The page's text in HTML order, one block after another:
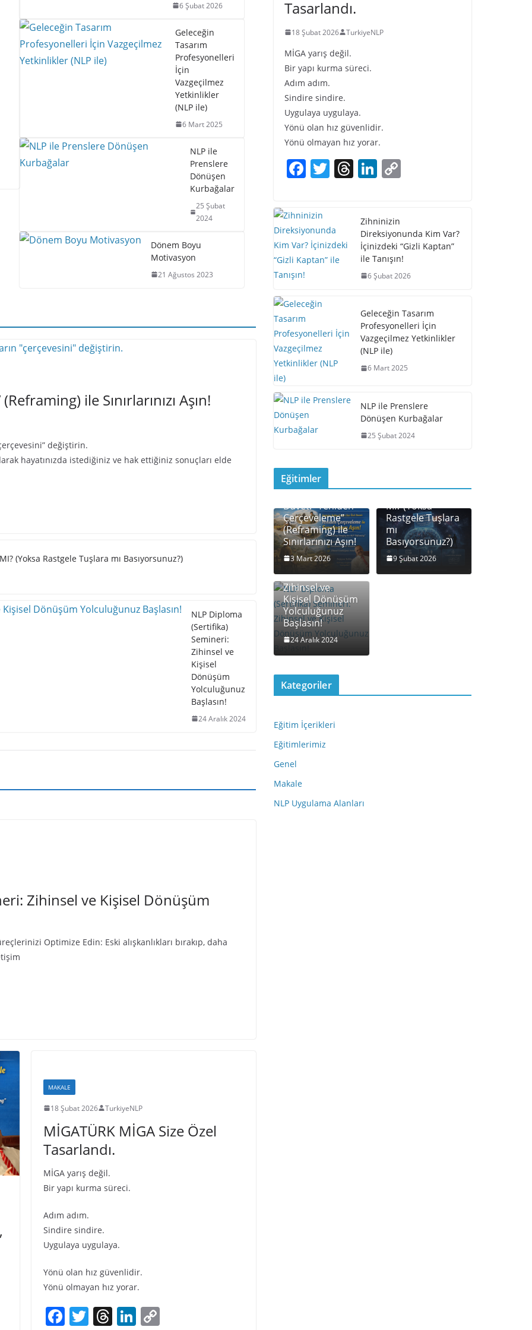
6 Şubat 2026
Geleceğin
Tasarım
Profesyonelleri
İçin
Vazgeçilmez
Yetkinlikler
(NLP ile)
6 Mart 2025
NLP ile
Prenslere
Dönüşen
Kurbağalar
25 Şubat
2024
Dönem Boyu
Motivasyon
21 Ağustos 2023
ile Sınırlarınızı Aşın!
değiştirin.
hayatınızda istediğiniz ve hak ettiğiniz sonuçları elde
(Yoksa Rastgele Tuşlara mı Basıyorsunuz?)
NLP Diploma
(Sertifika)
Semineri:
Zihinsel ve
Kişisel
Dönüşüm
Yolculuğunuz
Başlasın!
24 Aralık 2024
Zihinsel ve Kişisel Dönüşüm
Optimize Edin: Eski alışkanlıkları bırakıp, daha
MAKALE
18 Şubat 2026 TurkiyeNLP
MİGATÜRK MİGA Size Özel
Tasarlandı.
MİGA yarış değil.
Bir yapı kurma süreci.
Adım adım.
Sindire sindire.
Uygulaya uygulaya.
Yönü olan hız güvenlidir.
Yönü olmayan hız yorar.
F T T Li C
Tasarlandı.
18 Şubat 2026 TurkiyeNLP
MİGA yarış değil.
Bir yapı kurma süreci.
Adım adım.
Sindire sindire.
Uygulaya uygulaya.
Yönü olan hız güvenlidir.
Yönü olmayan hız yorar.
F
c
e
b
o
k
T
er
T
a
d
s
Li
e
dI
n
Li
n
k
Zihninizin
Direksiyonunda Kim Var?
İçinizdeki “Gizli Kaptan”
ile Tanışın!
6 Şubat 2026
Geleceğin Tasarım
Profesyonelleri İçin
Vazgeçilmez Yetkinlikler
(NLP ile)
6 Mart 2025
NLP ile Prenslere
Dönüşen Kurbağalar
25 Şubat 2024
Eğitimler
Davet: “Yeniden
Çerçeveleme”
(Reframing) ile
Sınırlarınızı Aşın!
3 Mart 2026
MI? (Yoksa
Rastgele Tuşlara
mı
Basıyorsunuz?)
9 Şubat 2026
NLP Diploma
(Sertifika)
Semineri:
Zihinsel ve
Kişisel Dönüşüm
Yolculuğunuz
Başlasın!
24 Aralık 2024
Kategoriler
Eğitim İçerikleri
Eğitimlerimiz
Genel
Makale
NLP Uygulama Alanları